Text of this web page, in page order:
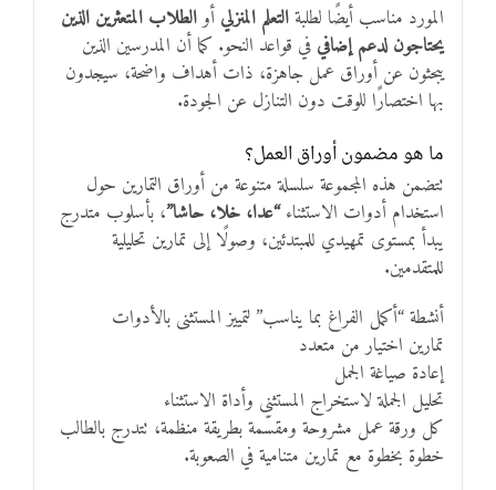
المورد مناسب أيضًا لطلبةالتعلم المنزلي أوالطلاب المتعثرين الذين
يحتاجون لدعم إضافي في قواعد النحو. كما أن المدرسين الذين
يبحثون عن أوراق عمل جاهزة، ذات أهداف واضحة، سيجدون
بها اختصارًا للوقت دون التنازل عن الجودة.
ما هو مضمون أوراق العمل؟
تتضمن هذه المجموعة سلسلة متنوعة من أوراق التمارين حول
استخدام أدوات الاستثناء“عدا، خلا، حاشا”، بأسلوب متدرج
يبدأ بمستوى تمهيدي للمبتدئين، وصولًا إلى تمارين تحليلية
للمتقدمين.
أنشطة “أكمل الفراغ بما يناسب” لتمييز المستثنى بالأدوات
تمارين اختيار من متعدد
إعادة صياغة الجمل
تحليل الجملة لاستخراج المستثنى وأداة الاستثناء
كل ورقة عمل مشروحة ومقسّمة بطريقة منظمة، تتدرج بالطالب
خطوة بخطوة مع تمارين متنامية في الصعوبة.